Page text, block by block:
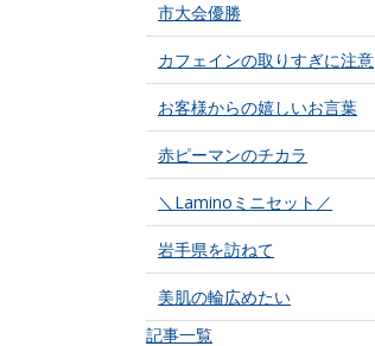
市大会優勝
カフェインの取りすぎに注意
お客様からの嬉しいお言葉
赤ピーマンのチカラ
＼Laminoミニセット／
岩手県を訪ねて
美肌の輪広めたい
記事一覧